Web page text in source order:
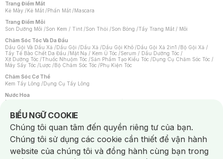
Trang Điểm Mắt
Kẻ Mày /Kẻ Mắt /Phấn Mắt /Mascara
Trang Điểm Môi
Son Dưỡng Môi /Son Kem / Tint /Son Thỏi /Son Bóng /Tẩy Trang Mắt / Môi
Chăm Sóc Tóc Và Da Đầu
Dầu Gội Và Dầu Xả /Dầu Gội /Dầu Xả /Dầu Gội Khô /Dầu Gội Xả 2in1 /Bộ Gội Xả /
Tẩy Tế Bào Chết Da Đầu /Mặt Nạ / Kem Ủ Tóc /Serum / Dầu Dưỡng Tóc /
Xịt Dưỡng Tóc /Thuốc Nhuộm Tóc /Sản Phẩm Tạo Kiểu Tóc /Dụng Cụ Chăm Sóc Tóc /
Máy Sấy Tóc /Lược /Bộ Chăm Sóc Tóc /Phụ Kiện Tóc
Chăm Sóc Cơ Thể
Kem Tẩy Lông /Dụng Cụ Tẩy Lông
Nước Hoa
Nước Hoa Nữ
Chăm Sóc Cá Nhân
Chống Muỗi /Khẩu Trang /Máy Massage/Mặt Nạ Xông Hơi /Nước Rửa Tay/
Sản Phẩm Chăm Sóc Khác /Bàn Chải Đánh Răng /Bàn Chải Điện/
Hỗ Trợ Trắng Răng/Kem Đánh Răng /Máy Tăm Nước/ Nước Súc Miệng/
Tăm / Chỉ Nha Khoa/ Xịt Thơm Miệng / Dung Dịch Vệ Sinh/Dưỡng Vùng Kín/
Khăn Ướt Vệ Sinh Vùng Kín/Băng Vệ Sinh/Tampon/Bọt Cạo Râu /Dao Cạo Râu/
Máy Cạo Râu
BIỂU NGỮ COOKIE
Notice about cookies usage
Chúng tôi quan tâm đến quyền riêng tư của bạn.
Chúng tôi sử dụng các cookie cần thiết để vận hành
website của chúng tôi và đồng hành cùng bạn trong